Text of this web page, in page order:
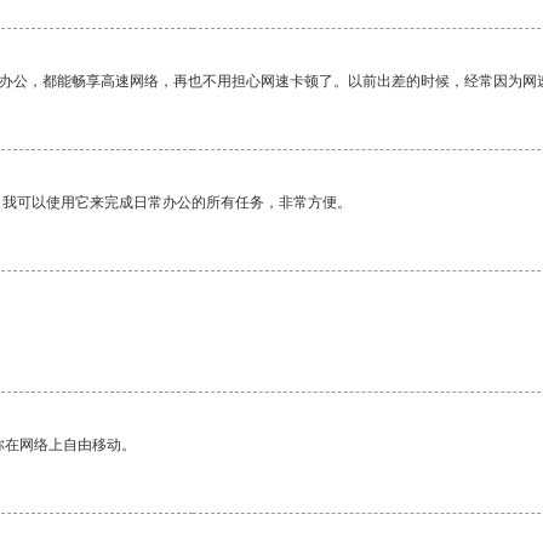
，都能畅享高速网络，再也不用担心网速卡顿了。以前出差的时候，经常因为
可以使用它来完成日常办公的所有任务，非常方便。
网络上自由移动。